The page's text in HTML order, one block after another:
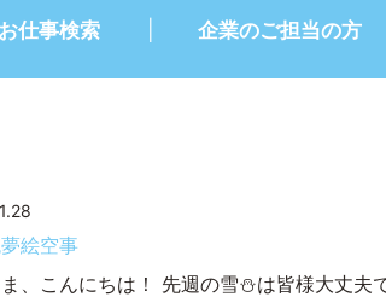
お仕事検索 企業のご担当の方
絵空事
、こんにちは！ 先週の雪⛄は皆様大丈夫